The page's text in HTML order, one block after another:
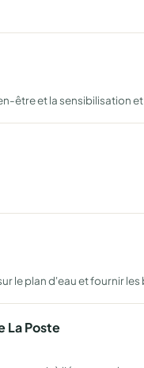
être et la sensibilisation
le plan d'eau et fournir
La Poste